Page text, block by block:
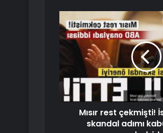
Mısır rest çekmişti!
skandal adımı